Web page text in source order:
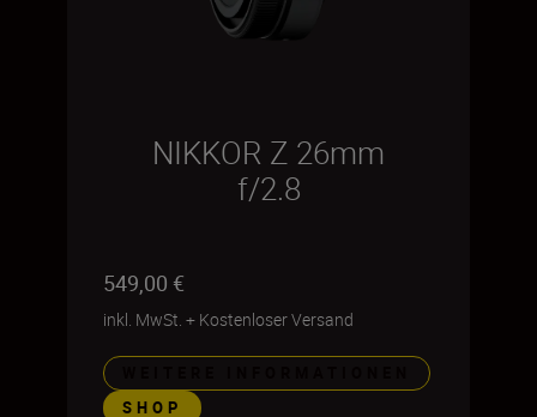
NIKKOR Z 26mm
f/2.8
549,00 €
inkl. MwSt. + Kostenloser Versand
SHOP